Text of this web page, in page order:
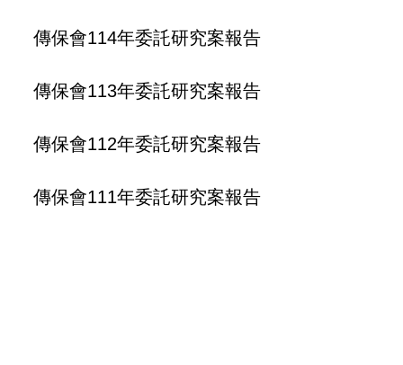
傳保會114年委託研究案報告
傳保會113年委託研究案報告
傳保會112年委託研究案報告
傳保會111年委託研究案報告